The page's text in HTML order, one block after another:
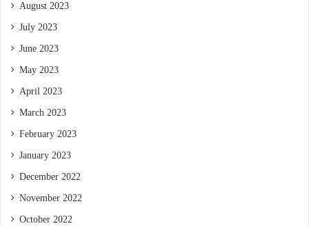
August 2023
July 2023
June 2023
May 2023
April 2023
March 2023
February 2023
January 2023
December 2022
November 2022
October 2022